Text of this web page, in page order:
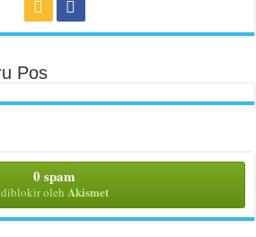
Pos
0 spam
diblokir oleh Akismet